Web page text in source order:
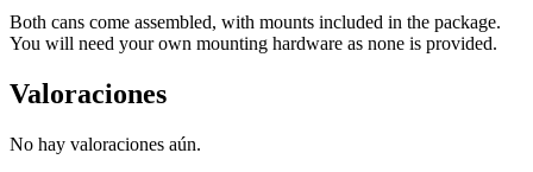
Both cans come assembled, with mounts included in the package.
You will need your own mounting hardware as none is provided.
Valoraciones
No hay valoraciones aún.